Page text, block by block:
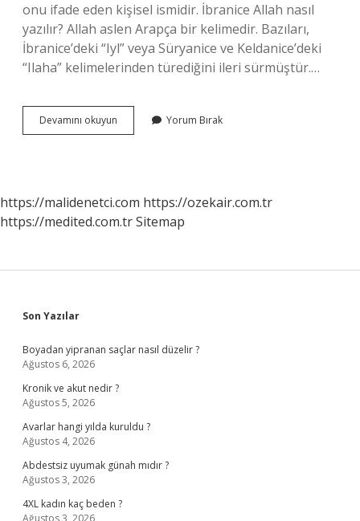
onu ifade eden kişisel ismidir. İbranice Allah nasıl
yazılır? Allah aslen Arapça bir kelimedir. Bazıları,
İbranice’deki “Iyl” veya Süryanice ve Keldanice’deki
“Ilaha” kelimelerinden türediğini ileri sürmüştür.…
Devamını okuyun Süryanice
Allah
Yorum Bırak
https://malidenetci.com https://ozekair.com.tr
https://medited.com.trSitemap
Sidebar
Son Yazılar
Boyadan yipranan saçlar nasıl düzelir ?
Ağustos 6, 2026
Kronik ve akut nedir ?
Ağustos 5, 2026
Avarlar hangi yılda kuruldu ?
Ağustos 4, 2026
Abdestsiz uyumak günah mıdır ?
Ağustos 3, 2026
4XL kadın kaç beden ?
Ağustos 3, 2026